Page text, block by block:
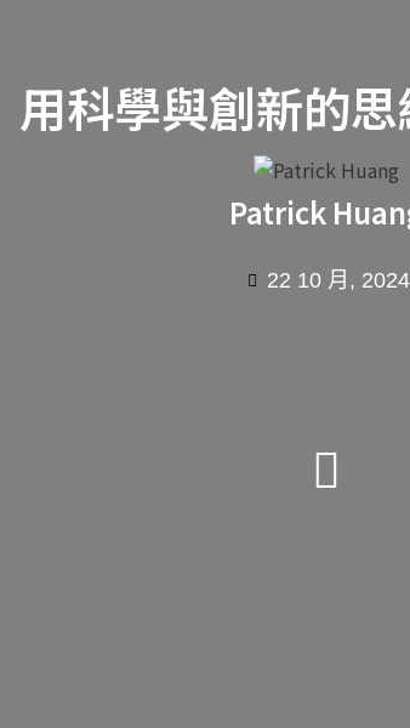
用科學與創新的
Patrick
22 10 月, 2024